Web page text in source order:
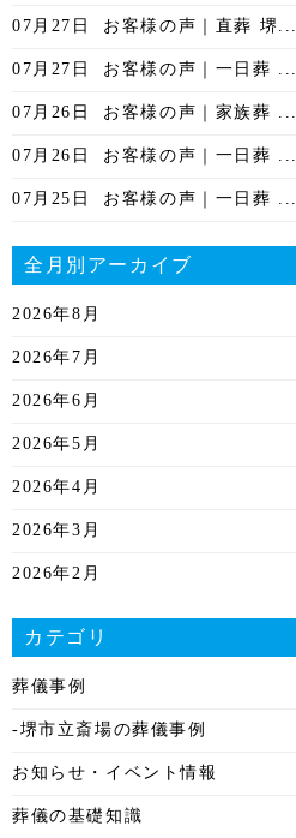
07月27日 お客様の声｜直葬 堺...
07月27日 お客様の声｜一日葬 ...
07月26日 お客様の声｜家族葬 ...
07月26日 お客様の声｜一日葬 ...
07月25日 お客様の声｜一日葬 ...
全月別アーカイブ
2026年8月
2026年7月
2026年6月
2026年5月
2026年4月
2026年3月
2026年2月
2026年1月
2025年12月
カテゴリ
葬儀事例
-堺市立斎場の葬儀事例
お知らせ・イベント情報
葬儀の基礎知識